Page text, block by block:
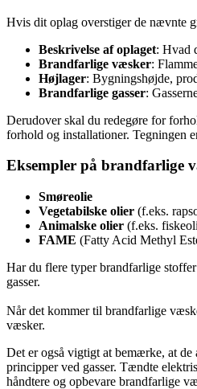
Hvis dit oplag overstiger de nævnte
Beskrivelse af oplaget: Hvad
Brandfarlige væsker:
Højlager: Bygningshøjde,
Brandfarlige gasser:
Derudover skal du redegøre for
forhold og installationer. Tegningen
Eksempler på brandfarlige
Smøreolie
Vegetabilske olier (f.eks.
Animalske olier (f.eks.
FAME (Fatty Acid Methyl
Har du flere typer brandfarlige
gasser.
Når det kommer til brandfarlige
væsker.
Det er også vigtigt at bemærke, at
principper ved gasser. Tændte
håndtere og opbevare brandfarlige